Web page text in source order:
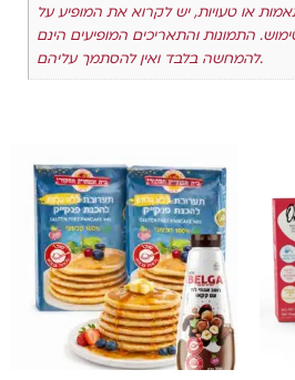
או טעויות, יש לקרוא את המופיע על
התמונות והתאריכים המופיעים הינם
להמחשה בלבד ואין להסתמך עליהם.